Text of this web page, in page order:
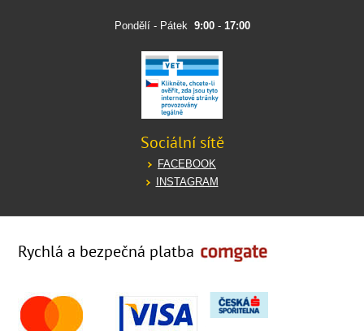
Pondělí - Pátek 9:00- 17:00
Sociální sítě
FACEBOOK
INSTAGRAM
Rychlá a bezpečná platba